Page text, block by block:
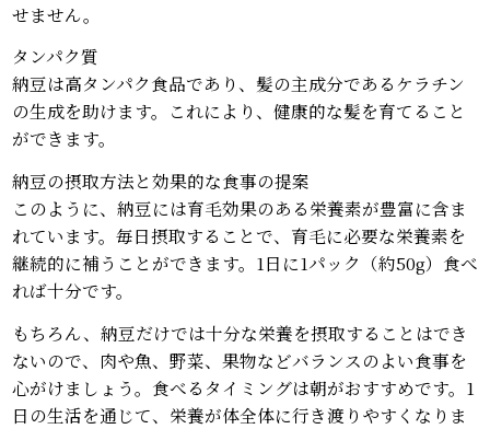
せません。
タンパク質
納豆は高タンパク食品であり、髪の主成分であるケラチン
の生成を助けます。これにより、健康的な髪を育てること
ができます。
納豆の摂取方法と効果的な食事の提案
このように、納豆には育毛効果のある栄養素が豊富に含ま
れています。毎日摂取することで、育毛に必要な栄養素を
継続的に補うことができます。1日に1パック（約50g）食べ
れば十分です。
もちろん、納豆だけでは十分な栄養を摂取することはでき
ないので、肉や魚、野菜、果物などバランスのよい食事を
心がけましょう。食べるタイミングは朝がおすすめです。1
日の生活を通じて、栄養が体全体に行き渡りやすくなりま